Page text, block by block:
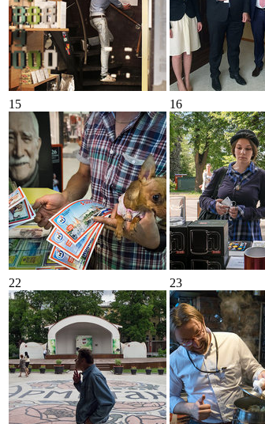
15 16
22 23